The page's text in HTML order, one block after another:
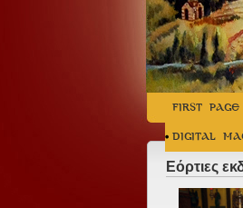
FIRST PAGE
Digital
Εόρτιες